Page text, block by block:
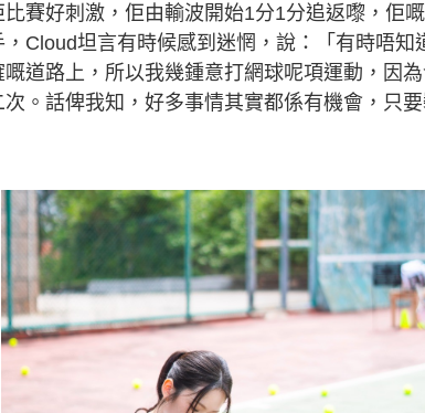
賽好刺激，佢由輸波開始1分1分追返嚟，佢
Cloud坦言有時候感到迷惘，說：「有時唔知
道路上，所以我幾鍾意打網球呢項運動，因
。話俾我知，好多事情其實都係有機會，只